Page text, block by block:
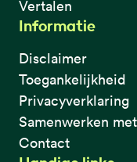
Vertalen
Informatie
Disclaimer
Toegankelijkheid
Privacyverklaring
Samenwerken
Contact